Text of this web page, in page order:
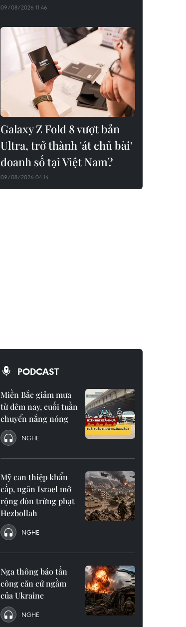
09/08/2026 11:46
Galaxy Z Fold 8 vượt bản
Ultra, trở thành 'át chủ bài'
doanh số tại Việt Nam?
09/08/2026 04:14
PODCAST
Miền Bắc giảm mưa
từ đêm nay, cuối tuần
chuyển nắng nóng
NGHE
Mỹ can thiệp khẩn
cấp, ngăn Israel mở
rộng đòn trừng phạt
Hezbollah
NGHE
Nga thông báo tấn
công căn cứ ngầm
của Ukraine
NGHE